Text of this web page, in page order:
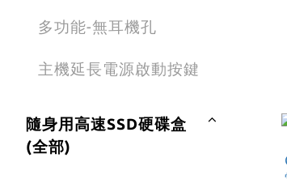
多功能-無耳機孔
主機延長電源啟動按鍵
隨身用高速SSD硬碟盒
(全部)